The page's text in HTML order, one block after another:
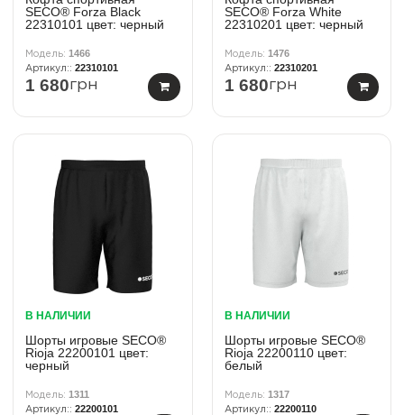
SECO® Forza Black
22310101 цвет: черный
1466
22310101
1 680грн
SECO® Forza White
22310201 цвет: черный
1476
22310201
1 680грн
В НАЛИЧИИ
Шорты игровые SECO®
Rioja 22200101 цвет:
черный
1311
22200101
В НАЛИЧИИ
Шорты игровые SECO®
Rioja 22200110 цвет:
белый
1317
22200110